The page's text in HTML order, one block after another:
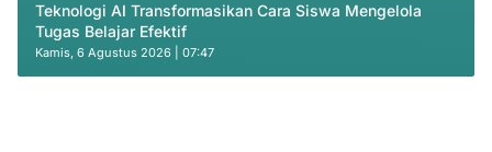
Teknologi AI Transformasikan Cara Siswa Mengelola
Tugas Belajar Efektif
Kamis, 6 Agustus 2026 | 07:47